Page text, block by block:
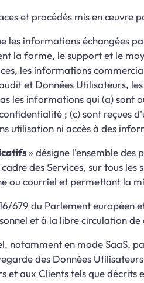
et procédés mis en œuvre
les informations échangées
la forme, le support et le
les informations
et Données Utilisateurs,
les informations qui (a) sont
; (c) sont reçues
utilisation ni accès à des
» désigne l'ensemble des
des Services, sur tous
ou courriel et permettant la
679 du Parlement
et à la libre circulation
notamment en mode SaaS,
des Données
et aux Clients tels que décrits